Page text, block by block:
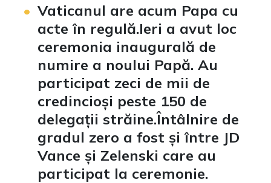
Vaticanul are acum Papa cu
acte în regulă.Ieri a avut loc
ceremonia inaugurală de
numire a noului Papă. Au
participat zeci de mii de
credincioși peste 150 de
delegații străine.Întâlnire de
gradul zero a fost și între JD
Vance și Zelenski care au
participat la ceremonie.